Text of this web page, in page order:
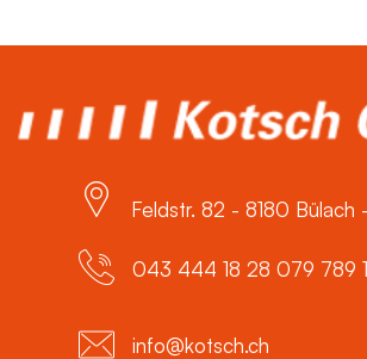
Feldstr. 82 - 8180
043 444 18 28 079 789
info@kotsch.ch